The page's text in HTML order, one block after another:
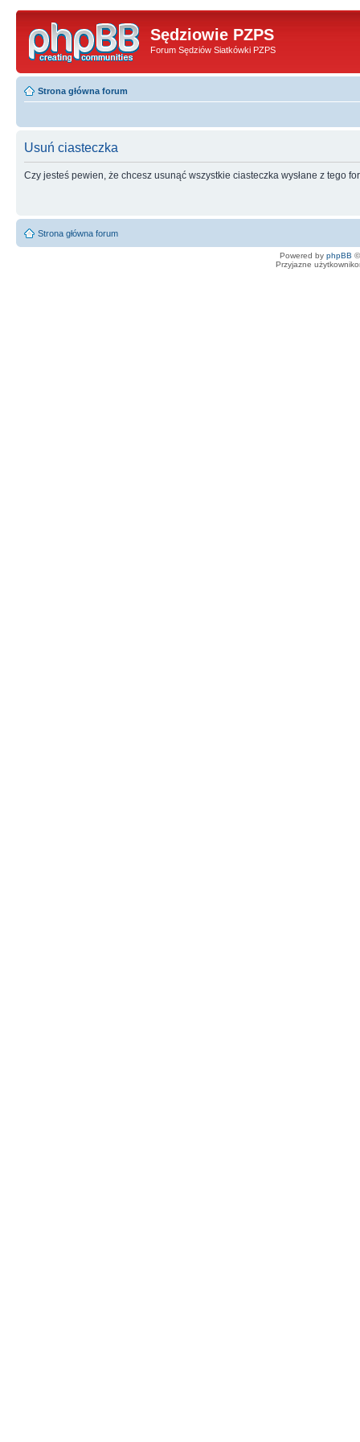
Sędziowie PZPS
Forum Sędziów Siatkówki PZPS
Strona główna forum
Usuń ciasteczka
Czy jesteś pewien, że chcesz usunąć wszystkie ciasteczka wysłane z tego
Strona główna forum
Powered by phpBB
Przyjazne